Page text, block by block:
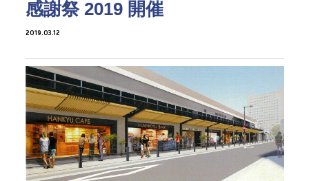
感謝祭 2019 開催
2019.03.12